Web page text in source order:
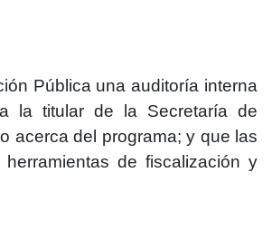
Pública una auditoría interna
la titular de la Secretaría de
acerca del programa; y que las
de fiscalización y